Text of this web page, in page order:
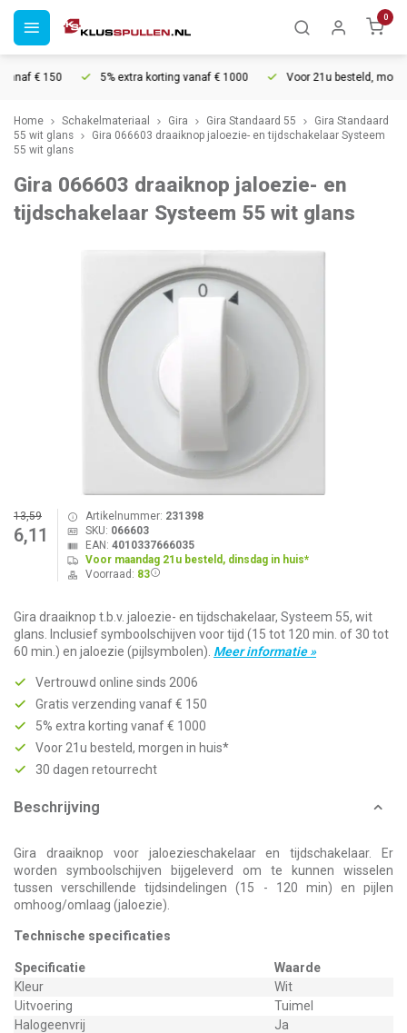
0
€ 150 5% extra korting vanaf € 1000 Voor 21u besteld, morgen
Home Schakelmateriaal Gira Gira Standaard 55
Gira Standaard
55 wit glans
Gira 066603 draaiknop jaloezie- en tijdschakelaar Systeem
55 wit glans
Gira 066603 draaiknop jaloezie- en
tijdschakelaar Systeem 55 wit glans
13,59
6,11
Artikelnummer: 231398
SKU: 066603
EAN: 4010337666035
Voor maandag 21u besteld, dinsdag in huis*
Voorraad: 83
Gira draaiknop t.b.v. jaloezie- en tijdschakelaar, Systeem 55, wit
glans. Inclusief symboolschijven voor tijd (15 tot 120 min. of 30 tot
60 min.) en jaloezie (pijlsymbolen). Meer informatie »
Vertrouwd online sinds 2006
Gratis verzending vanaf € 150
5% extra korting vanaf € 1000
Voor 21u besteld, morgen in huis*
30 dagen retourrecht
Beschrijving
Gira draaiknop voor jaloezieschakelaar en tijdschakelaar. Er
worden symboolschijven bijgeleverd om te kunnen wisselen
tussen verschillende tijdsindelingen (15 - 120 min) en pijlen
omhoog/omlaag (jaloezie).
Technische specificaties
Specificatie
Waarde
Kleur
Wit
Uitvoering
Tuimel
Halogeenvrij
Ja